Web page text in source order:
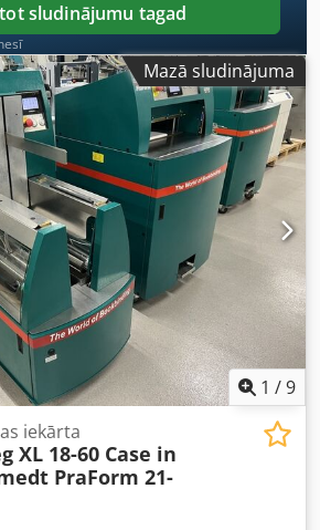
sludinājumu tagad
Mazā sludinājuma
1 /9
iekārta
XL 18-60 Case in
PraForm 21-